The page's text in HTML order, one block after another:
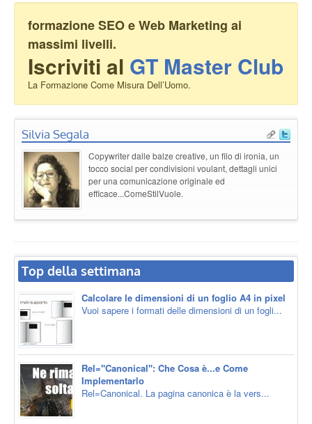
formazione SEO e Web Marketing ai
massimi livelli.
Iscriviti al GT Master Club
La Formazione Come Misura Dell’Uomo.
Silvia Segala
Copywriter dalle balze creative, un filo di ironia, un
tocco social per condivisioni voulant, dettagli unici
per una comunicazione originale ed
efficace...ComeStilVuole.
Top della settimana
Calcolare le dimensioni di un foglio A4 in pixel
Vuoi sapere i formati delle dimensioni di un fogli...
Rel="Canonical": Che Cosa è...e Come
Implementarlo
Rel=Canonical. La pagina canonica è la vers...